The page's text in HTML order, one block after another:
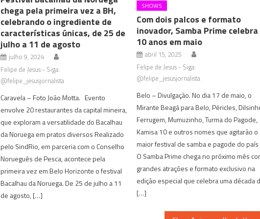
chega pela primeira vez a BH,
celebrando o ingrediente de
características únicas, de 25 de
julho a 11 de agosto
julho 9, 2024
Felipe de Jesus - Siga:
@felipe_jesusjornalista
Caravela – Foto João Motta. Evento
envolve 20 restaurantes da capital mineira,
que exploram a versatilidade do Bacalhau
da Noruega em pratos diversos Realizado
pelo SindRio, em parceria com o Conselho
Norueguês de Pesca, acontece pela
primeira vez em Belo Horizonte o festival
Bacalhau da Noruega. De 25 de julho a 11
de agosto, […]
SHOWS
Com dois palcos e formato
inovador, Samba Prime celebra
10 anos em maio
abril 15, 2025
Felipe de Jesus - Siga:
@felipe_jesusjornalista
Belo – Divulgação. No dia 17 de maio, o
Mirante Beagá para Belo, Péricles,
Ferrugem, Mumuzinho, Turma do Pagode,
Kamisa 10 e outros nomes que agitarão o
maior festival de samba e pagode do país
O Samba Prime chega no próximo mês
grandes atrações e formato exclusivo na
edição especial que celebra uma década
[…]